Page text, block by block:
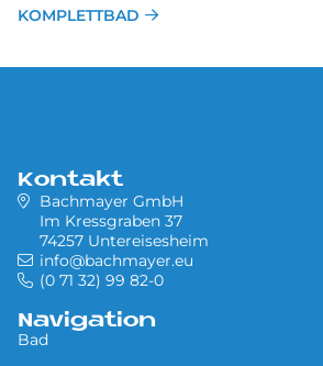
KOMPLETTBAD
Kontakt
Bachmayer GmbH
Im Kressgraben 37
74257 Untereisesheim
info@bachmayer.eu
(0 71 32) 99 82-0
Navigation
Bad